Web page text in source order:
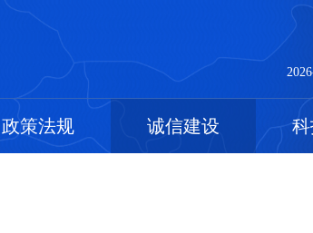
政策法规 诚信建设